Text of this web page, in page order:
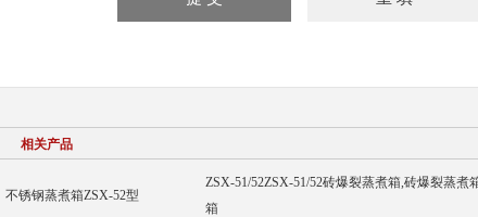
相关产品
不锈钢蒸煮箱ZSX-52型
ZSX-51/52ZSX-51/52砖爆裂蒸煮箱,砖爆裂蒸
箱